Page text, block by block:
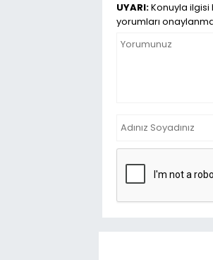
UYARI:Konuyla
yorumları